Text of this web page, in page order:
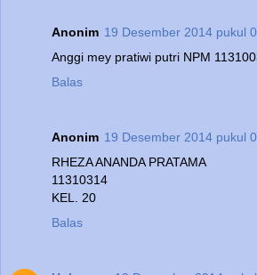
Anonim 19 Desember 2014 pukul
Anggi mey pratiwi putri NPM
Balas
Anonim 19 Desember 2014 pukul
RHEZA ANANDA PRATAMA
11310314
KEL. 20
Balas